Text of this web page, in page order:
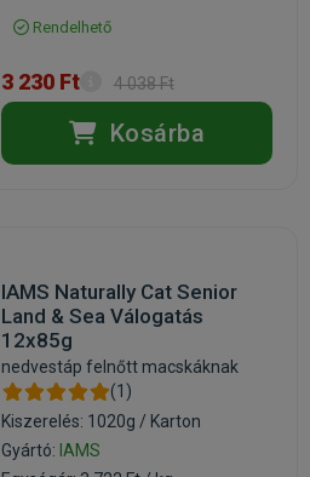
Rendelhető
3 230 Ft 4 038 Ft
Kosárba
IAMS Naturally Cat Senior
Land & Sea Válogatás
12x85g
nedvestáp felnőtt macskáknak
(1)
Kiszerelés: 1020g / Karton
Gyártó: IAMS